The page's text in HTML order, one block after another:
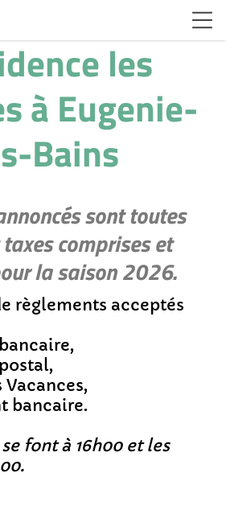
les
à Eugenie-
Bains
sont toutes
comprises et
la saison 2026.
règlements acceptés
Vacances,
bancaire.
font à 16h00 et les